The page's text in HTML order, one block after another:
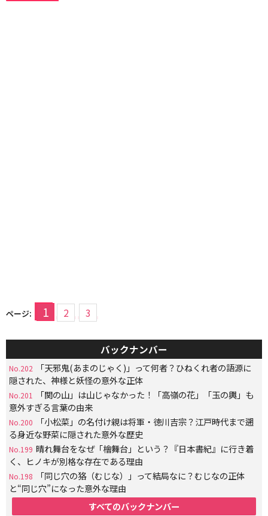
ページ: 1 2 3
バックナンバー
No.202
「天邪鬼(あまのじゃく)」って何者？ひねくれ者の語源に
隠された、神様と妖怪の意外な正体
No.201
「関の山」は山じゃなかった！「高嶺の花」「玉の輿」も
意外すぎる言葉の由来
No.200
「小松菜」の名付け親は将軍・徳川吉宗？江戸時代まで遡
る身近な野菜に隠された意外な歴史
No.199 晴れ舞台をなぜ「檜舞台」という？『日本書紀』に行き着
く、ヒノキが別格な存在である理由
No.198
「同じ穴の狢（むじな）」って結局なに？むじなの正体
と“同じ穴”になった意外な理由
すべてのバックナンバー